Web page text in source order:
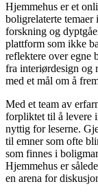
Hjemmehus er et
boligrelaterte
forskning og
plattform som ikke
reflektere over egne
fra interiørdesign og
med et mål om å
Med et team av
forpliktet til å levere
nyttig for leserne.
til emner som ofte
som finnes i
Hjemmehus er
en arena for